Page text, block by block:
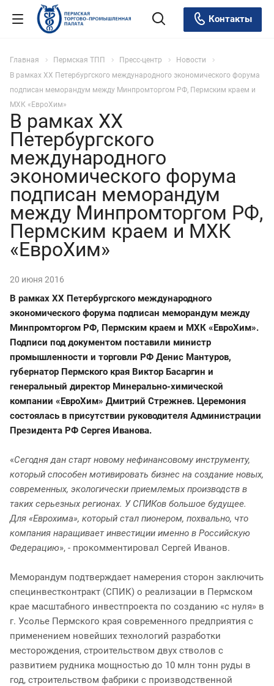
Контакты
Главная Пермская ТПП Пресс-центр
Новости
В рамках XX Петербургского международного экономического форума
подписан меморандум между Минпромторгом РФ, Пермским краем и
МХК «ЕвроХим»
В рамках XX
Петербургского
международного
экономического форума
подписан меморандум
между Минпромторгом РФ,
Пермским краем и МХК
«ЕвроХим»
20 июня 2016
В рамках XX Петербургского международного
экономического форума подписан меморандум между
Минпромторгом РФ, Пермским краем и МХК «ЕвроХим».
Подписи под документом поставили министр
промышленности и торговли РФ Денис Мантуров,
губернатор Пермского края Виктор Басаргин и
генеральный директор Минерально-химической
компании «ЕвроХим» Дмитрий Стрежнев. Церемония
состоялась в присутствии руководителя Администрации
Президента РФ Сергея Иванова.
«Сегодня дан старт новому нефинансовому инструменту,
который способен мотивировать бизнес на создание новых,
современных, экологически приемлемых производств в
таких серьезных регионах. У СПИКов большое будущее.
Для «Еврохима», который стал пионером, похвально, что
компания наращивает инвестиции именно в Российскую
Федерацию», - прокомментировал Сергей Иванов.
Меморандум подтверждает намерения сторон заключить
специнвестконтракт (СПИК) о реализации в Пермском
крае масштабного инвестпроекта по созданию «с нуля» в
г. Усолье Пермского края современного предприятия с
применением новейших технологий разработки
месторождения, строительством двух стволов с
развитием рудника мощностью до 10 млн тонн руды в
год, строительством фабрики с производственной